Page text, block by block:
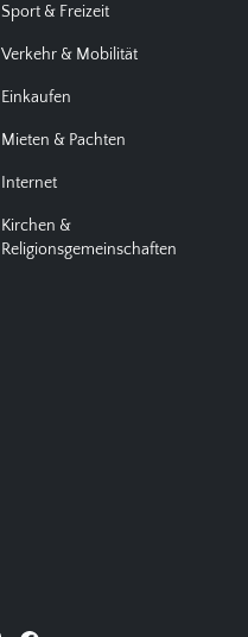
Sport & Freizeit
Verkehr & Mobilität
Einkaufen
Mieten & Pachten
Internet
Kirchen &
Religionsgemeinschaften